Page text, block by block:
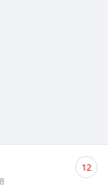
수
댓
글12